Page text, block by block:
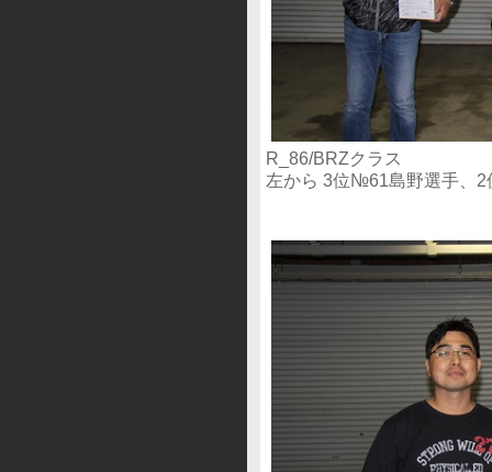
R_86/BRZクラス
左から 3位№61島野選手、